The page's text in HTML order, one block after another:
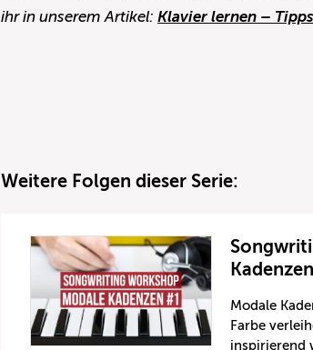
ihr in unserem Artikel:Klavier lernen –
Weitere Folgen dieser Serie:
Modale
Farbe
inspirierend